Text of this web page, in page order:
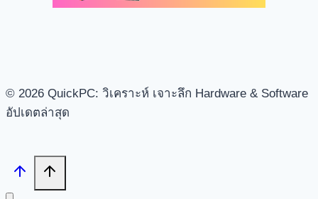
© 2026 QuickPC: วิเคราะห์ เจาะลึก Hardware & Software
อัปเดตล่าสุด